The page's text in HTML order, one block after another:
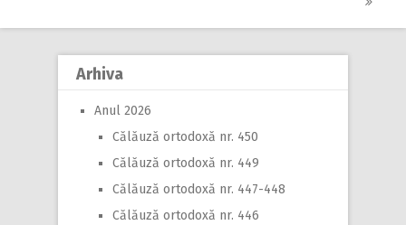
Arhiva
Anul 2026
Călăuză ortodoxă nr. 450
Călăuză ortodoxă nr. 449
Călăuză ortodoxă nr. 447-448
Călăuză ortodoxă nr. 446